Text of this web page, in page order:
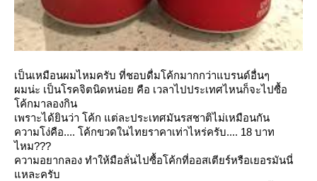
เป็นเหมือนผมไหมครับ ที่ชอบดื่มโค้กมากกว่าแบรนด์อื่นๆ
ผมน่ะ เป็นโรคจิตนิดหน่อย คือ เวลาไปประเทศไหนก็จะไปซื้อ
ค้กมาลองกิน
เพราะได้ยินว่า โค้ก แต่ละประเทศมันรสชาติไม่เหมือนกัน
ความโง่คือ.... โค้กขวดในไทยราคาเท่าไหร่ครับ.... 18 บาท
ไหม???
ความอยากลอง ทำให้มือลั่นไปซื้อโค้กที่ออสเตียร์หรือเยอรมันนี่
หละครับ